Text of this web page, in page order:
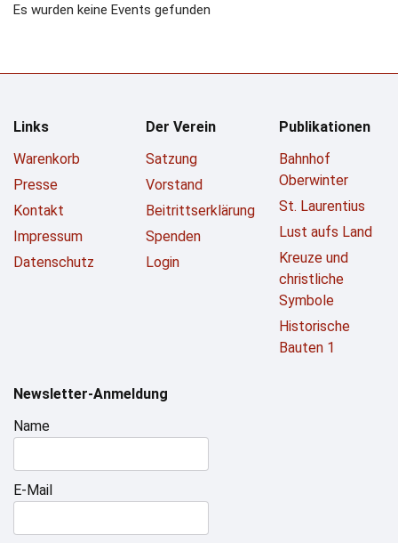
Es wurden keine Events gefunden
Links
Warenkorb
Presse
Kontakt
Impressum
Datenschutz
Der Verein
Satzung
Vorstand
Beitrittserklärung
Spenden
Login
Publikationen
Bahnhof
Oberwinter
St. Laurentius
Lust aufs Land
Kreuze und
christliche
Symbole
Historische
Bauten 1
Newsletter-Anmeldung
Name
E-Mail